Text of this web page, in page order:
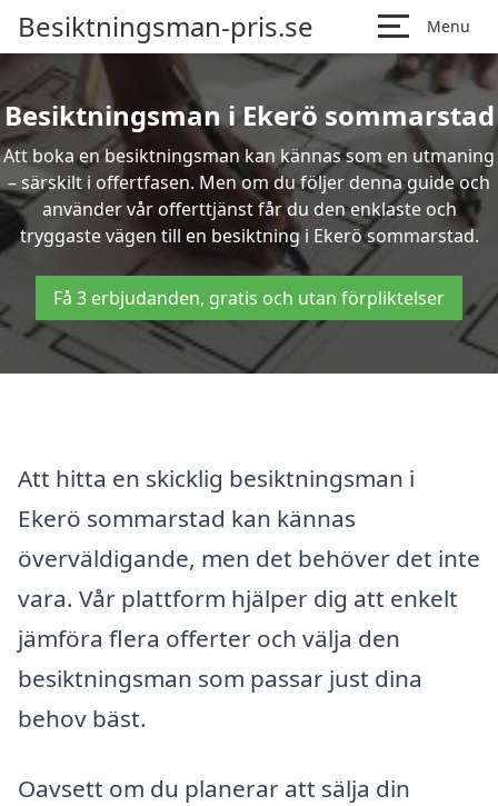
Besiktningsman-pris.se Menu
Besiktningsman i Ekerö sommarstad
Att boka en besiktningsman kan kännas som en utmaning
– särskilt i offertfasen. Men om du följer denna guide och
använder vår offerttjänst får du den enklaste och
tryggaste vägen till en besiktning i Ekerö sommarstad.
Få 3 erbjudanden, gratis och utan förpliktelser
Att hitta en skicklig besiktningsman i
Ekerö sommarstad kan kännas
överväldigande, men det behöver det inte
vara. Vår plattform hjälper dig att enkelt
jämföra flera offerter och välja den
besiktningsman som passar just dina
behov bäst.
Oavsett om du planerar att sälja din